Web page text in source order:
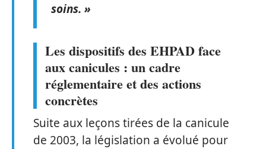
soins. »
Les dispositifs des EHPAD face
aux canicules : un cadre
réglementaire et des actions
concrètes
Suite aux leçons tirées de la canicule
de 2003, la législation a évolué pour